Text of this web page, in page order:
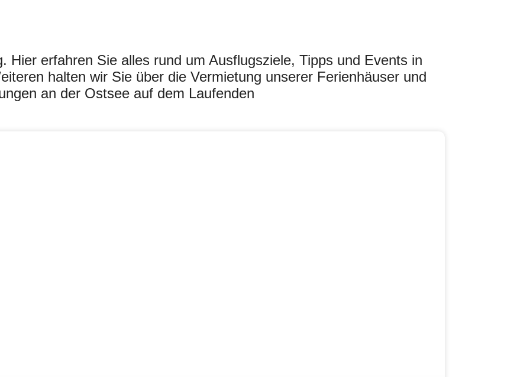
Hier erfahren Sie alles rund um Ausflugsziele, Tipps und Events in
halten wir Sie über die Vermietung unserer Ferienhäuser und
an der Ostsee auf dem Laufenden